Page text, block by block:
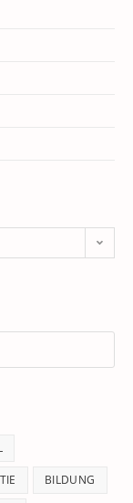
BILDUNG